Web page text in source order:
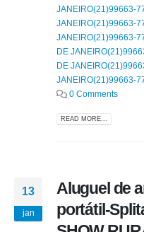
JANEIRO(21)99663-
JANEIRO(21)99663-
JANEIRO(21)99663-
DE
DE
JANEIRO(21)99663-
0 Comments
READ MORE...
13
jan
Aluguel de
portátil-